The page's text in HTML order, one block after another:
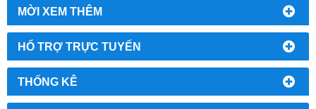
MỜI XEM THÊM
HỔ TRỢ TRỰC TUYẾN
THỐNG KÊ